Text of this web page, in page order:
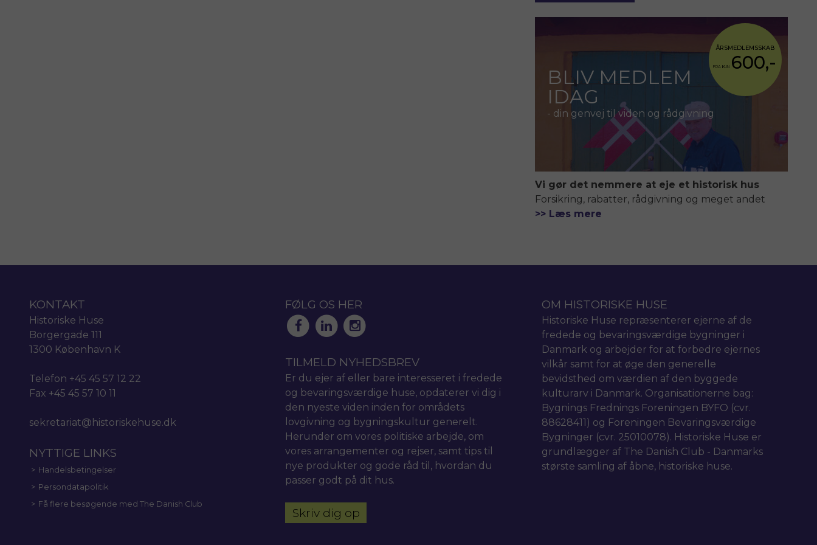
BLIV MEDLEM
IDAG
- din genvej til viden og rådgivning
ÅRSMEDLEMSSKAB
FRA KUN 600,-
Vi gør det nemmere at eje et historisk hus
Forsikring, rabatter, rådgivning og meget andet
>> Læs mere
KONTAKT
Historiske Huse
Borgergade 111
1300 København K
Telefon +45 45 57 12 22
Fax +45 45 57 10 11
sekretariat@historiskehuse.dk
NYTTIGE LINKS
Handelsbetingelser
Persondatapolitik
Få flere besøgende med The Danish Club
FØLG OS HER
TILMELD NYHEDSBREV
Er du ejer af eller bare interesseret i fredede
og bevaringsværdige huse, opdaterer vi dig i
den nyeste viden inden for områdets
lovgivning og bygningskultur generelt.
Herunder om vores politiske arbejde, om
vores arrangementer og rejser, samt tips til
nye produkter og gode råd til, hvordan du
passer godt på dit hus.
Skriv dig op
OM HISTORISKE HUSE
Historiske Huse repræsenterer ejerne af de
fredede og bevaringsværdige bygninger i
Danmark og arbejder for at forbedre ejernes
vilkår samt for at øge den generelle
bevidsthed om værdien af den byggede
kulturarv i Danmark. Organisationerne bag:
Bygnings Frednings Foreningen BYFO (cvr.
88628411) og Foreningen Bevaringsværdige
Bygninger (cvr. 25010078). Historiske Huse er
grundlægger af The Danish Club - Danmarks
største samling af åbne, historiske huse.